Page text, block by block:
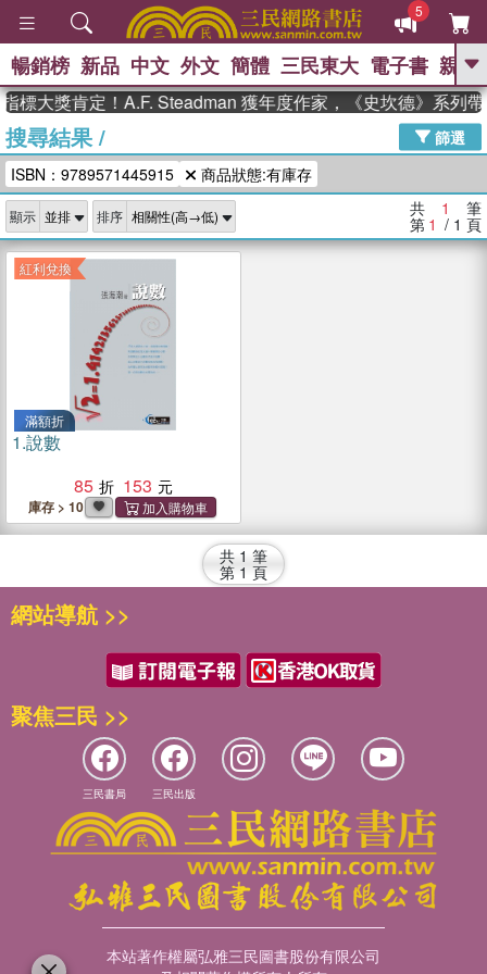
5
GO
高希均教授回憶錄
、 The Odyssey 、 父親節 、 如果歷
史是一群喵 、
獎 臺灣漫遊錄 、 方念華 、 台灣的李
登輝時代
數學女孩：黎曼猜想 、
偉大的迷走神經
暢銷榜 新品 中文 外文 簡體 三民東大 電子書 親子
標大獎肯定！A.F. Steadman 獲年度作家，《史坎德》系列帶
搜尋結果/
篩選
ISBN：9789571445915
商品狀態:有庫存
顯示 排序 共 1 筆
第 1 / 1 頁
紅利兌換
滿額折
1.說數
85
153
庫存 > 10
共 1 筆
第 1 頁
網站導航 >>
聚焦三民 >>
三民書局 三民出版
本站著作權屬弘雅三民圖書股份有限公司